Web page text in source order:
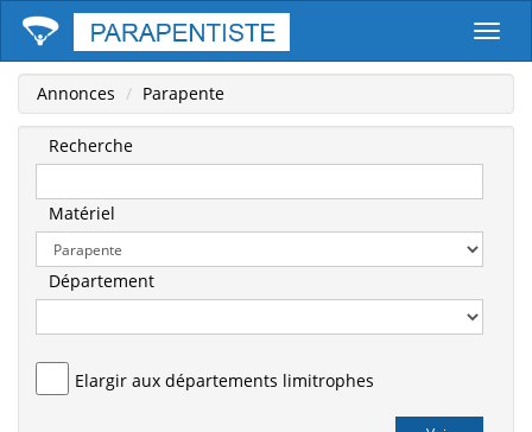
Annonces Parapente
Recherche
Matériel
Département
Elargir aux départements limitrophes